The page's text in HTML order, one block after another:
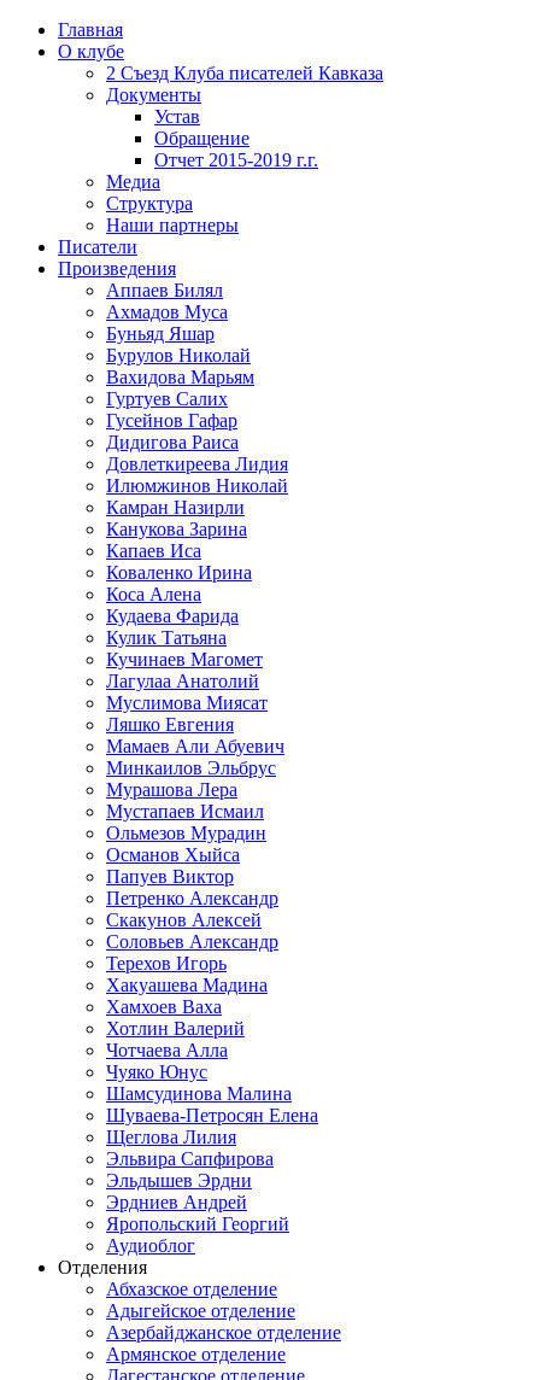
Главная
О клубе
2 Съезд Клуба писателей Кавказа
Документы
Устав
Обращение
Отчет 2015-2019 г.г.
Медиа
Структура
Наши партнеры
Писатели
Произведения
Аппаев Билял
Ахмадов Муса
Буньяд Яшар
Бурулов Николай
Вахидова Марьям
Гуртуев Салих
Гусейнов Гафар
Дидигова Раиса
Довлеткиреева Лидия
Илюмжинов Николай
Камран Назирли
Канукова Зарина
Капаев Иса
Коваленко Ирина
Коса Алена
Кудаева Фарида
Кулик Татьяна
Кучинаев Магомет
Лагулаа Анатолий
Муслимова Миясат
Ляшко Евгения
Мамаев Али Абуевич
Минкаилов Эльбрус
Мурашова Лера
Мустапаев Исмаил
Ольмезов Мурадин
Османов Хыйса
Папуев Виктор
Петренко Александр
Скакунов Алексей
Соловьев Александр
Терехов Игорь
Хакуашева Мадина
Хамхоев Ваха
Хотлин Валерий
Чотчаева Алла
Чуяко Юнус
Шамсудинова Малина
Шуваева-Петросян Елена
Щеглова Лилия
Эльвира Сапфирова
Эльдышев Эрдни
Эрдниев Андрей
Яропольский Георгий
Аудиоблог
Отделения
Абхазское отделение
Адыгейское отделение
Азербайджанское отделение
Армянское отделение
Дагестанское отделение